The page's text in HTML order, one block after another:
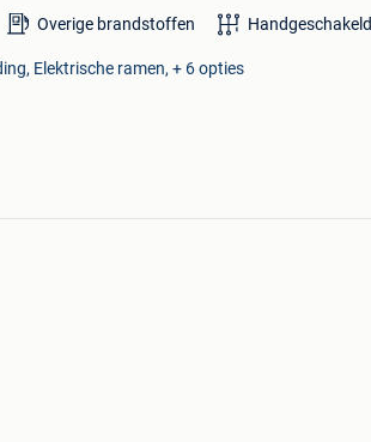
Overige brandstoffen Handgeschakeld
Elektrische ramen, + 6 opties